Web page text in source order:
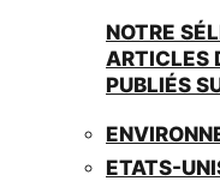
NOTRE
ARTICLES
PUBLIÉS
ETATS-